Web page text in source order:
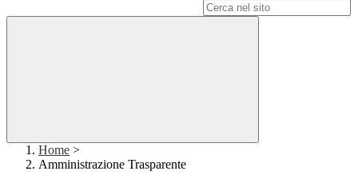
Home >
Amministrazione Trasparente